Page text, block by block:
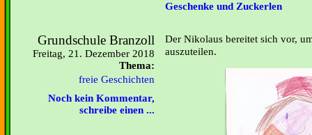
Geschenke und Zuckerlen
Grundschule Branzoll
Freitag, 21. Dezember 2018
Thema:
freie Geschichten
Noch kein Kommentar,
schreibe einen ...
Der Nikolaus bereitet sich vor,
auszuteilen.